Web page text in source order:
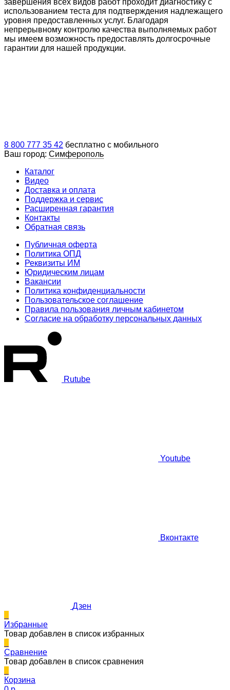
завершения всех видов работ проходит диагностику с
использованием теста для подтверждения надлежащего
уровня предоставленных услуг. Благодаря
непрерывному контролю качества выполняемых работ
мы имеем возможность предоставлять долгосрочные
гарантии для нашей продукции.
8 800 777 35 42 бесплатно с мобильного
Ваш город: Симферополь
Каталог
Видео
Доставка и оплата
Поддержка и сервис
Расширенная гарантия
Контакты
Обратная связь
Публичная оферта
Политика ОПД
Реквизиты ИМ
Юридическим лицам
Вакансии
Политика конфиденциальности
Пользовательское соглашение
Правила пользования личным кабинетом
Согласие на обработку персональных данных
Rutube
Youtube
Вконтакте
Дзен
Избранные
Товар добавлен в список избранных
Сравнение
Товар добавлен в список сравнения
Корзина